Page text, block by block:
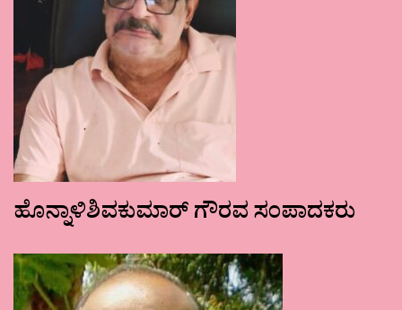
ಹೊನ್ನಾಳಿಶಿವಕುಮಾರ್ ಗೌರವ ಸಂಪಾದಕರು